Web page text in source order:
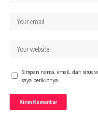
Simpan nama, email, dan situs
saya berikutnya.